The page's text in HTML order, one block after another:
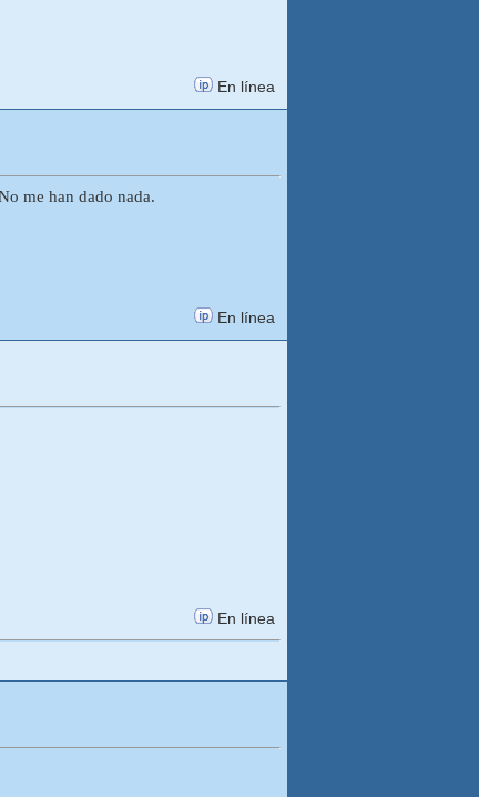
En línea
me han dado nada.
En línea
En línea